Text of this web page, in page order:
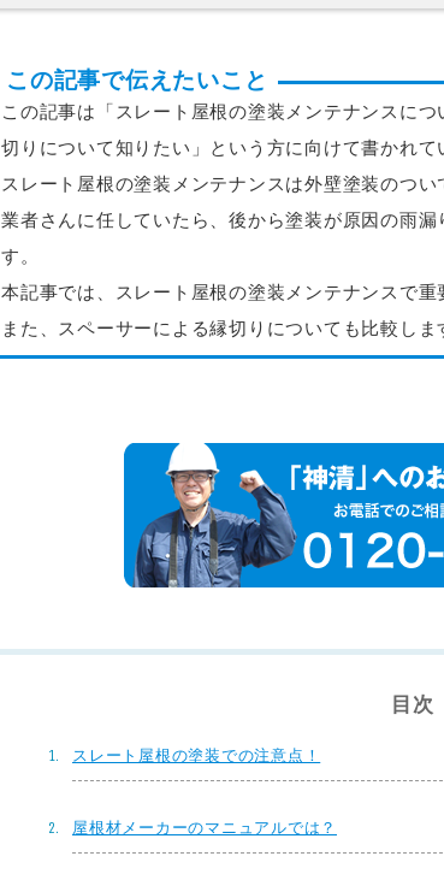
この記事で伝えたいこと
この記事は「スレート屋根の塗装メンテナンスに
切りについて知りたい」という方に向けて書かれて
スレート屋根の塗装メンテナンスは外壁塗装のつ
業者さんに任していたら、後から塗装が原因の雨
す。
本記事では、スレート屋根の塗装メンテナンスで重
また、スペーサーによる縁切りについても比較しま
目次
スレート屋根の塗装での注意点！
屋根材メーカーのマニュアルでは？